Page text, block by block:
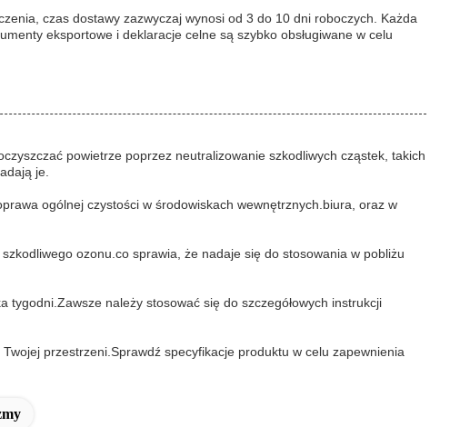
czas dostawy zazwyczaj wynosi od 3 do 10 dni roboczych. Każda
eksportowe i deklaracje celne są szybko obsługiwane w celu
powietrze poprzez neutralizowanie szkodliwych cząstek, takich
je.
ogólnej czystości w środowiskach wewnętrznych.biura, oraz w
ozonu.co sprawia, że nadaje się do stosowania w pobliżu
należy stosować się do szczegółowych instrukcji
przestrzeni.Sprawdź specyfikacje produktu w celu zapewnienia